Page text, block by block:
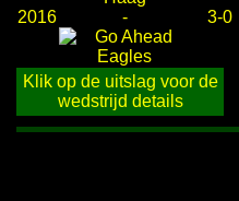
2016 - 3-0
Klik op de uitslag voor de
wedstrijd details